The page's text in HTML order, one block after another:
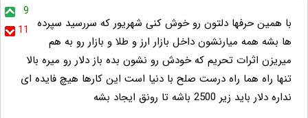
9
11
با همین حرفها دلتون رو خوش کنی شهریور که سررسید سپرده
ها بشه همه میارنشون داخل بازار ارز و طلا و بازار رو به هم
میریزن اثرات تحریم که خودش رو نشون بده باز دلار رو میره بالا
تنها راه هما راه درست صلح با دنیا است این کارها هیچ فایده ای
نداره دلار باید زیر 2500 باشه تا رونق ایجاد بشه